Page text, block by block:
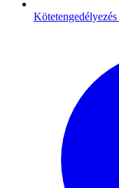
Kötetengedélyezés